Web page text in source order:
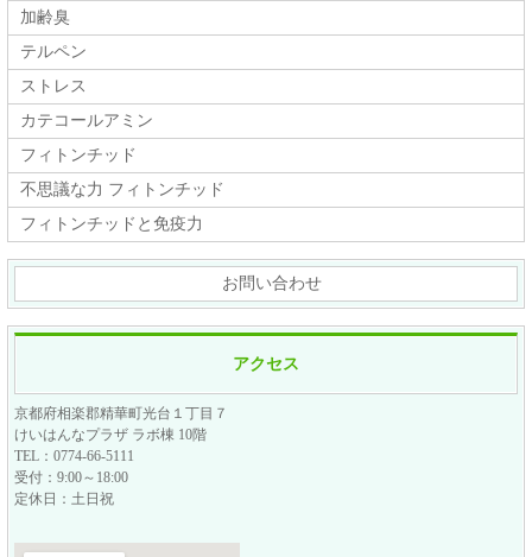
加齢臭
テルペン
ストレス
カテコールアミン
フィトンチッド
不思議な力 フィトンチッド
フィトンチッドと免疫力
お問い合わせ
アクセス
京都府相楽郡精華町光台１丁目７
けいはんなプラザ ラボ棟 10階
TEL：0774-66-5111
受付：9:00～18:00
定休日：土日祝